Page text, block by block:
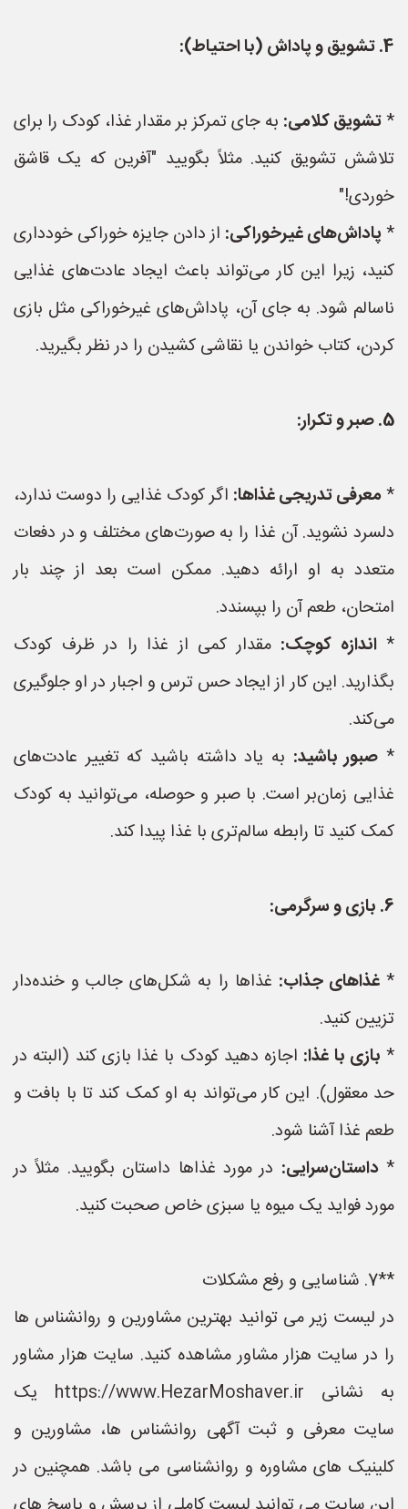
4. تشویق و پاداش (با احتیاط):
*تشویق کلامی: به جای تمرکز بر مقدار غذا، کودک را برای
تلاشش تشویق کنید. مثلاً بگویید "آفرین که یک قاشق
خوردی!"
*پاداش‌های غیرخوراکی: از دادن جایزه خوراکی خودداری
کنید، زیرا این کار می‌تواند باعث ایجاد عادت‌های غذایی
ناسالم شود. به جای آن، پاداش‌های غیرخوراکی مثل بازی
کردن، کتاب خواندن یا نقاشی کشیدن را در نظر بگیرید.
5. صبر و تکرار:
*معرفی تدریجی غذاها: اگر کودک غذایی را دوست ندارد،
دلسرد نشوید. آن غذا را به صورت‌های مختلف و در دفعات
متعدد به او ارائه دهید. ممکن است بعد از چند بار
امتحان، طعم آن را بپسندد.
*اندازه کوچک: مقدار کمی از غذا را در ظرف کودک
بگذارید. این کار از ایجاد حس ترس و اجبار در او جلوگیری
می‌کند.
* صبور باشید: به یاد داشته باشید که تغییر عادت‌های
غذایی زمان‌بر است. با صبر و حوصله، می‌توانید به کودک
کمک کنید تا رابطه سالم‌تری با غذا پیدا کند.
6. بازی و سرگرمی:
*غذاهای جذاب: غذاها را به شکل‌های جالب و خنده‌دار
تزیین کنید.
* بازی با غذا: اجازه دهید کودک با غذا بازی کند (البته در
حد معقول). این کار می‌تواند به او کمک کند تا با بافت و
طعم غذا آشنا شود.
*داستان‌سرایی: در مورد غذاها داستان بگویید. مثلاً در
مورد فواید یک میوه یا سبزی خاص صحبت کنید.
**7. شناسایی و رفع مشکلات
در لیست زیر می توانید بهترین مشاورین و روانشناس ها
را در سایت هزار مشاور مشاهده کنید. سایت هزار مشاور
به نشانی https://www.HezarMoshaver.ir یک
سایت معرفی و ثبت آگهی روانشناس ها، مشاورین و
کلینیک های مشاوره و روانشناسی می باشد. همچنین در